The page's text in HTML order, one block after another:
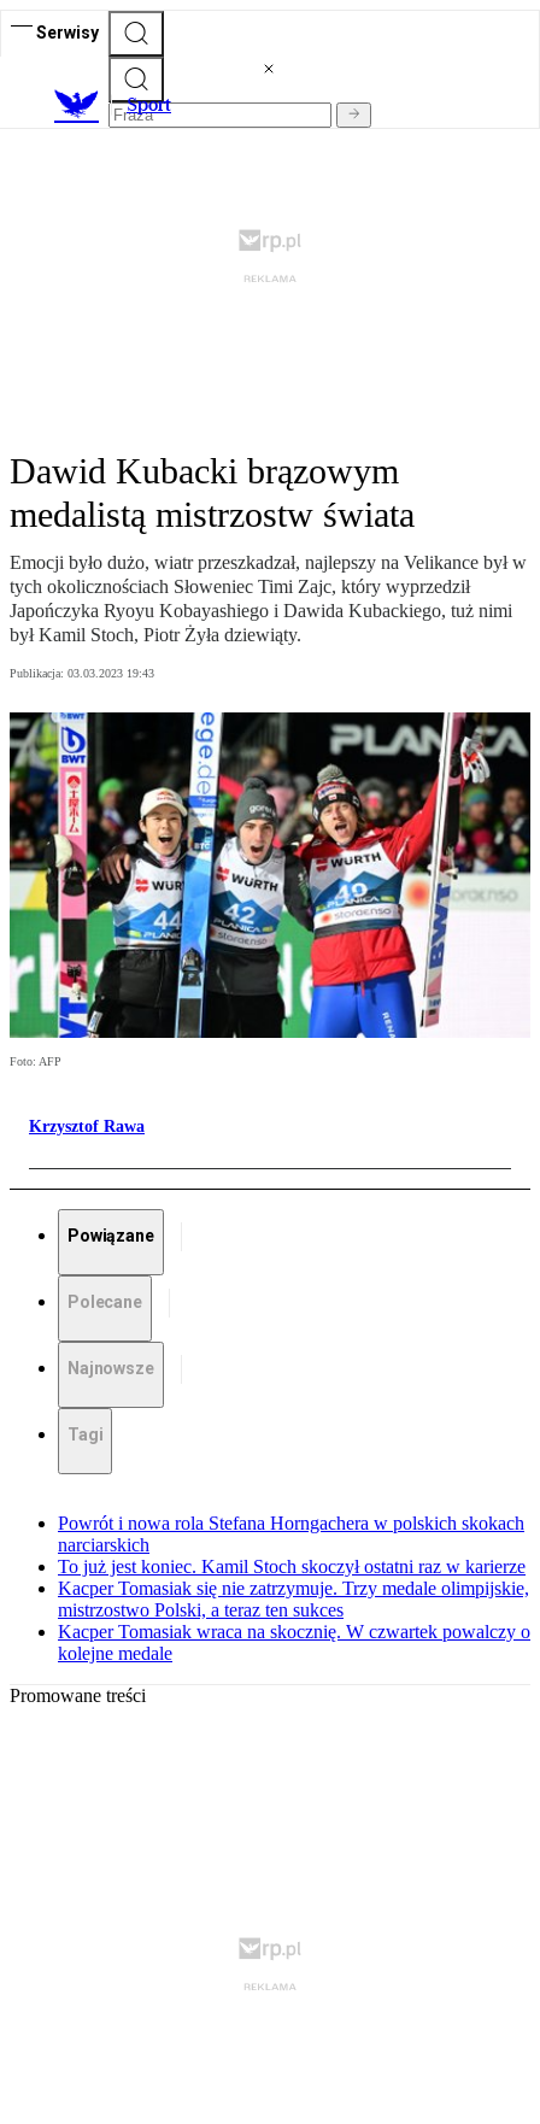
Serwisy
Sport
Dawid Kubacki brązowym
medalistą mistrzostw świata
Emocji było dużo, wiatr przeszkadzał, najlepszy na Velikance był w
tych okolicznościach Słoweniec Timi Zajc, który wyprzedził
Japończyka Ryoyu Kobayashiego i Dawida Kubackiego, tuż nimi
był Kamil Stoch, Piotr Żyła dziewiąty.
Publikacja: 03.03.2023 19:43
Foto: AFP
Krzysztof Rawa
Powiązane
Polecane
Najnowsze
Tagi
Powrót i nowa rola Stefana Horngachera w polskich skokach
narciarskich
To już jest koniec. Kamil Stoch skoczył ostatni raz w karierze
Kacper Tomasiak się nie zatrzymuje. Trzy medale olimpijskie,
mistrzostwo Polski, a teraz ten sukces
Kacper Tomasiak wraca na skocznię. W czwartek powalczy o
kolejne medale
Promowane treści